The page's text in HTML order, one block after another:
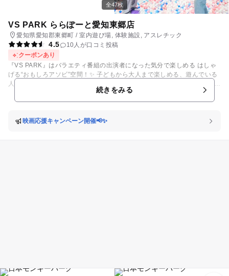
全47枚
VS PARK ららぽーと愛知東郷店
愛知県愛知郡東郷町 / 室内遊び場, 体験施設, アスレチック
4.5
10人が口コミ投稿
クーポンあり
『VS PARK』はバラエティ番組の出演者になった気分で楽しめる はしゃ
げる“おもしろアソビ”空間！✨ 子どもから大人まで楽しめる、遊んでいる
人も、見ている人も一緒に盛り上がれる“はっちゃけアクティビティ”が24
種類以上！ テレビやSNSで見ていた「やってみたい！」ができちゃう場
所です。 成功しても、上手くいかなくても、とにかく大爆笑！😆 友だ
内では撮影もOKなので、動画を撮影して思い出として持ち帰ろう。 後で
続きをみる
映画応援キャンペーン開催📢✨